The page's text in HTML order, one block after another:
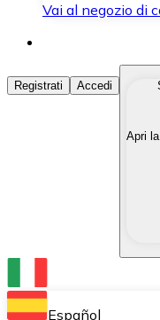
Vai al negozio di
Acquista
Acquista le
Converti le tue
Scambia una
Conserva le tue
Registrati Accedi
Apri
Español